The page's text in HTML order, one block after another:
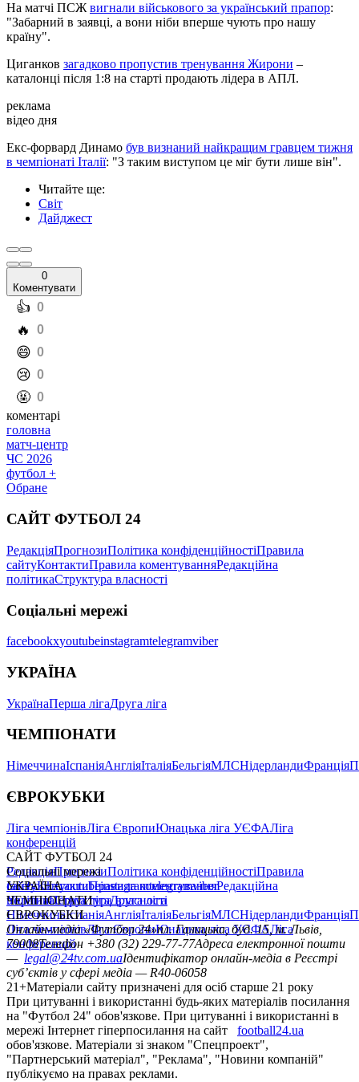
На матчі ПСЖвигнали військового за український прапор:
"Забарний в заявці, а вони ніби вперше чують про нашу
країну".
Циганков загадково пропустив тренування Жирони –
каталонці після 1:8 на старті продають лідера в АПЛ.
реклама
відео дня
Екс-форвард Динамо був визнаний найкращим гравцем тижня
в чемпіонаті Італії: "З таким виступом це міг бути лише він".
Читайте ще:
Світ
Дайджест
0
Коментувати
️👍 0
️🔥 0
️😄 0
️😢 0
️🤬 0
коментарі
головна
матч-центр
ЧС 2026
футбол +
Обране
САЙТ ФУТБОЛ 24
РедакціяПрогнозиПолітика конфіденційностіПравила
сайтуКонтактиПравила коментуванняРедакційна
політикаСтруктура власності
Соціальні мережі
facebookxyoutubeinstagramtelegramviber
УКРАЇНА
УкраїнаПерша лігаДруга ліга
ЧЕМПІОНАТИ
НімеччинаІспаніяАнгліяІталіяБельгіяМЛСНідерландиФранція
ЄВРОКУБКИ
Ліга чемпіонівЛіга ЄвропиЮнацька ліга УЄФАЛіга
конференцій
САЙТ ФУТБОЛ 24
РедакціяПрогнозиПолітика конфіденційностіПравила
сайтуКонтактиПравила коментуванняРедакційна
політикаСтруктура власності
Соціальні мережі
facebookxyoutubeinstagramtelegramviber
УКРАЇНА
УкраїнаПерша лігаДруга ліга
ЧЕМПІОНАТИ
НімеччинаІспаніяАнгліяІталіяБельгіяМЛСНідерландиФранція
ЄВРОКУБКИ
Ліга чемпіонівЛіга ЄвропиЮнацька ліга УЄФАЛіга
конференцій
Онлайн-медіа «Футбол 24»пл. Галицька, буд. 15, м. Львів,
79008Телефон +380 (32) 229-77-77Адреса електронної пошти
— legal@24tv.com.uaІдентифікатор онлайн-медіа в Реєстрі
суб’єктів у сфері медіа — R40-06058
21+Матеріали сайту призначені для осіб старше 21 року
При цитуванні і використанні будь-яких матеріалів посилання
на "Футбол 24" обов'язкове. При цитуванні і використанні в
мережі Інтернет гіперпосилання на сайт
football24.ua
обов'язкове. Матеріали зі знаком "Спецпроект",
"Партнерський матеріал", "Реклама", "Новини компаній"
публікуємо на правах реклами.